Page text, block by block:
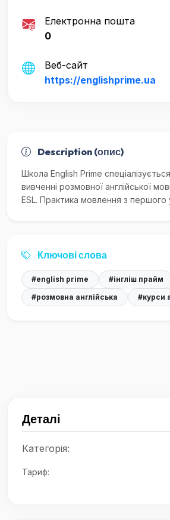
Електронна пошта
0
Веб-сайт
https://englishprime.ua
Description (опис)
Школа English Prime
вивченні розмовної англійської
ESL. Практика мовлення з першого
Ключові слова
#english prime
#інгліш прайм
#розмовна англійська
#курси
Деталі
Категорія:
Тариф: